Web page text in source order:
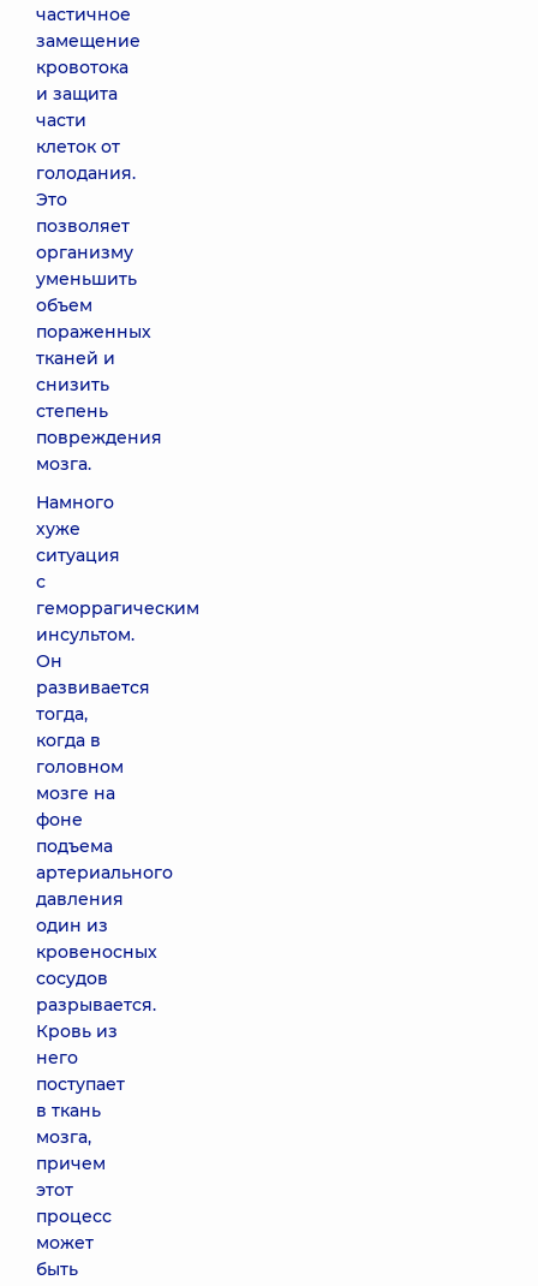
частичное
замещение
кровотока
и защита
части
клеток от
голодания.
Это
позволяет
организму
уменьшить
объем
пораженных
тканей и
снизить
степень
повреждения
мозга.
Намного
хуже
ситуация
с
геморрагическим
инсультом.
Он
развивается
тогда,
когда в
головном
мозге на
фоне
подъема
артериального
давления
один из
кровеносных
сосудов
разрывается.
Кровь из
него
поступает
в ткань
мозга,
причем
этот
процесс
может
быть